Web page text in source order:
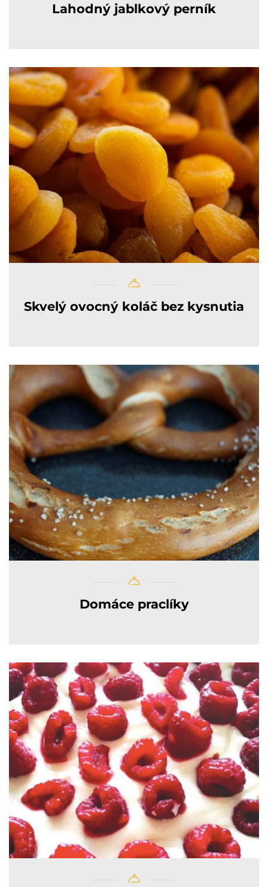
Lahodný jablkový perník
Skvelý ovocný koláč bez kysnutia
Domáce praclíky